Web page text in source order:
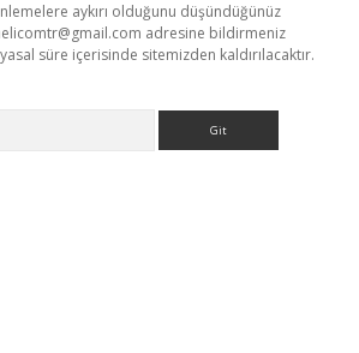
aykırı olduğunu düşündüğünüz
adresine bildirmeniz
süre içerisinde sitemizden kaldırılacaktır.